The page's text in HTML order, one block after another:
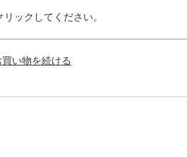
ックしてください。